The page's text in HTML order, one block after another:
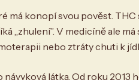
má konopí svou pověst.
„zhulení”. V medicíně ale
nebo ztráty chuti k
látka. Od roku 2013